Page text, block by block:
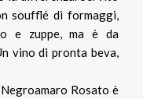
soufflé di formaggi,
e zuppe, ma è da
vino di pronta beva,
Negroamaro Rosato è